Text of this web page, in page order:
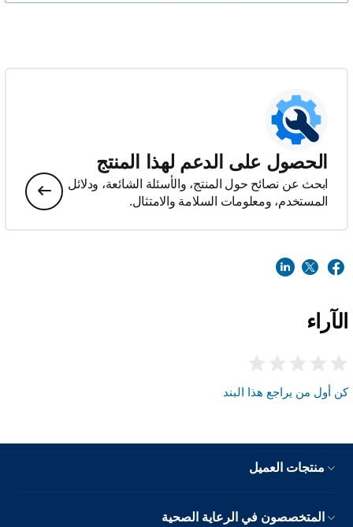
الحصول على الدعم لهذا المنتج
ابحث عن نصائح حول المنتج، والأسئلة الشائعة، ودلائل
المستخدم، ومعلومات السلامة والامتثال.
الآراء
كن أول من يراجع هذا البند
منتجات العميل
المتخصصون في الرعاية الصحية